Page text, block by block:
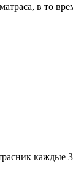
в то
каждые